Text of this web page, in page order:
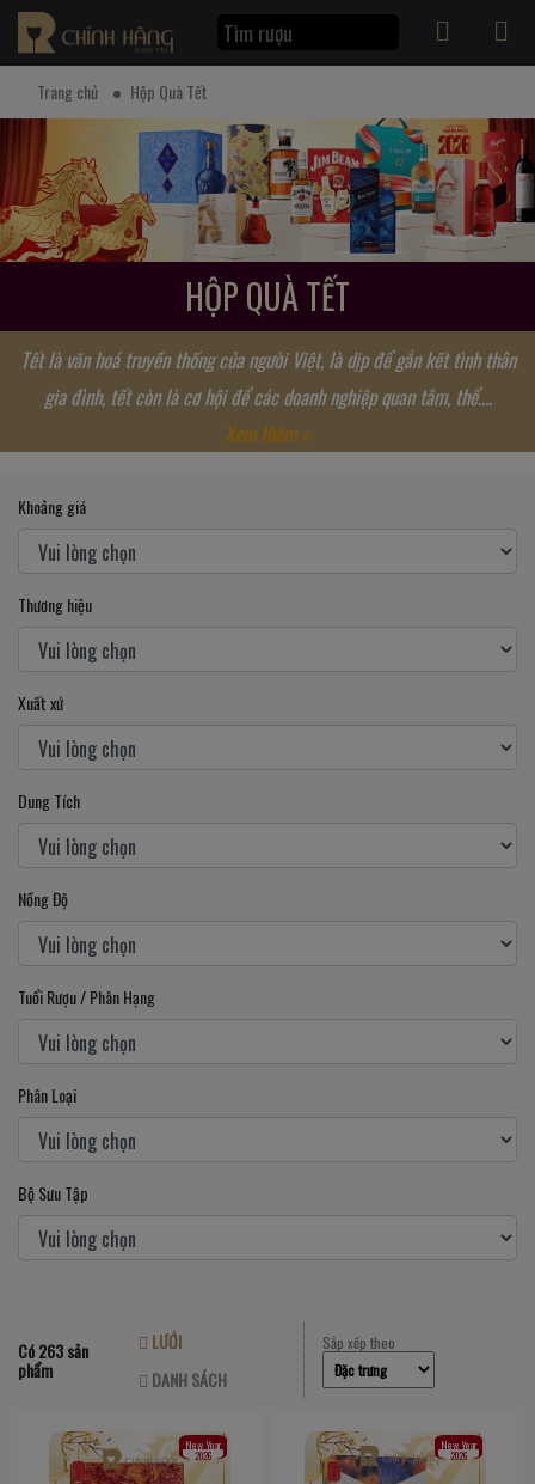
Trang chủ Hộp Quà Tết
HỘP QUÀ TẾT
Tết là văn hoá truyền thống của người Việt, là dịp để gắn kết tình thân
gia đình, tết còn là cơ hội để các doanh nghiệp quan tâm, thể....
Xem thêm »
Khoảng giá
Thương hiệu
Xuất xứ
Dung Tích
Nồng Độ
Tuổi Rượu / Phân Hạng
Phân Loại
Bộ Sưu Tập
Có 263 sản
phẩm
LƯỚI
DANH SÁCH
Sắp xếp theo
New Year
2026
New Year
2026